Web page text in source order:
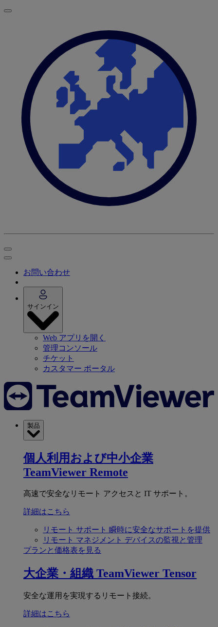
お問い合わせ
サインイン
Web アプリを開く
管理コンソール
チケット
カスタマー ポータル
製品
個人利用および中小企業
TeamViewer Remote
高速で安全なリモート アクセスと IT サポート。
詳細はこちら
リモート サポート 瞬時に安全なサポートを提供
リモート マネジメント デバイスの監視と管理
プランと価格表を見る
大企業・組織 TeamViewer Tensor
安全な運用を実現するリモート接続。
詳細はこちら